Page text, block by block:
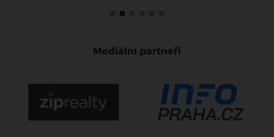
Mediální partneři